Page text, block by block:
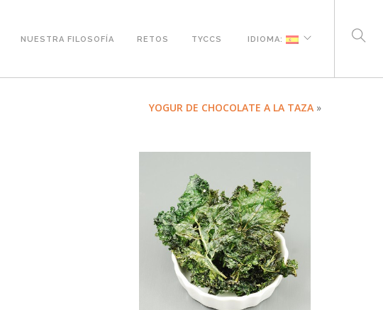
NUESTRA FILOSOFÍA RETOS TYCCS IDIOMA:
YOGUR DE CHOCOLATE A LA TAZA »